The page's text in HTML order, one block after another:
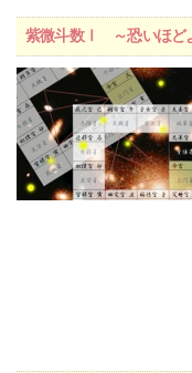
紫微斗数Ⅰ ～恐いほど